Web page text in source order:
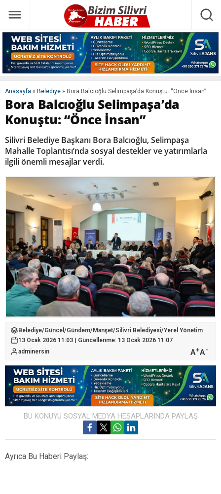
Anasayfa » Belediye » Bora Balcıoğlu Selimpaşa’da Konuştu: “Önce İnsan”
Bora Balcıoğlu Selimpaşa’da
Konuştu: “Önce İnsan”
Silivri Belediye Başkanı Bora Balcıoğlu, Selimpaşa
Mahalle Toplantısı’nda sosyal destekler ve yatırımlarla
ilgili önemli mesajlar verdi.
Belediye/Güncel /Gündem/Manşet/Silivri Belediyesi/Yerel Yönetim
13 Ocak 2026 11:03 | Güncellenme: 13 Ocak 2026 11:07
adminersin
A+A-
BU KONUYU SOSYAL MEDYA HESAPLARINDA PAYLAŞ
Ayrıca Bu Haberi Paylaş: